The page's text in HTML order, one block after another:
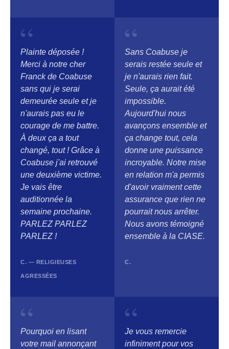
“
Plainte déposée !
Merci à notre cher
Franck de Coabuse
sans qui je serai
demeurée seule et je
n'aurais pas eu le
courage de me battre.
À deux ça a tout
changé, tout ! Grâce à
Coabuse j'ai retrouvé
une deuxième victime.
Je vais être
auditionnée la
semaine prochaine.
PARLEZ PARLEZ
PARLEZ !
C. — RELIGIEUSES
AGRESSÉES
“
Sans Coabuse je
serais restée seule et
je n'aurais rien fait.
Seule, ça aurait été
impossible.
Aujourd'hui nous
avançons ensemble et
ça change tout, cela
donne une puissance
incroyable. Notre mise
en relation m'a permis
d'avoir vraiment cette
assurance que rien ne
pourrait nous arrêter.
Nous avons témoigné
ensemble à la CIASE.
C.
“
Pourquoi en lisant
votre mail annonçant
“
Je vous remercie
infiniment pour vos